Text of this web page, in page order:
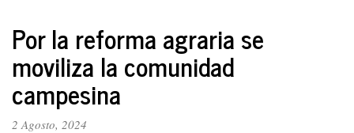
tributo
a
Francisco
Mosquera
es
seguir
Por la reforma agraria se
moviliza la comunidad
campesina
2 Agosto, 2024